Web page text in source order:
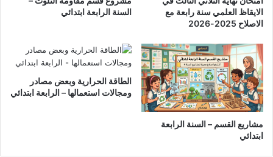
الايقاظ العلمي سنة رابعة مع
الاصلاح 2025-2026
السنة الرابعة ابتدائي
مشاريع القسم – السنة الرابعة
ابتدائي
الطاقة الحرارية وبعض مصادر
ومجالات استعمالها – الرابعة ابتدائي